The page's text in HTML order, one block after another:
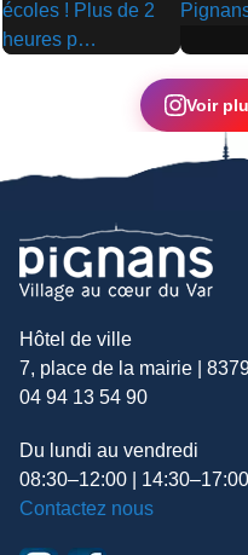
▶
▶
Voir
Hôtel de ville
7, place de la mairie |
04 94 13 54 90
Du lundi au vendredi
08:30–12:00 | 14:30–17:00
Contactez nous